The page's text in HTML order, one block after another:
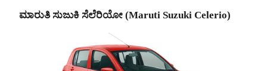
ಮಾರುತಿ ಸುಜುಕಿ ಸೆಲೆರಿಯೋ (Maruti Suzuki Celerio)